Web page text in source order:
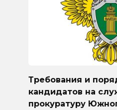
Требования и
кандидатов на
прокуратуру